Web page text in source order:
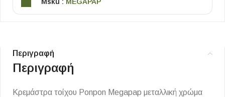
Περιγραφή
Περιγραφή
Κρεμάστρα τοίχου Ponpon Megapap μεταλλική χρώμα